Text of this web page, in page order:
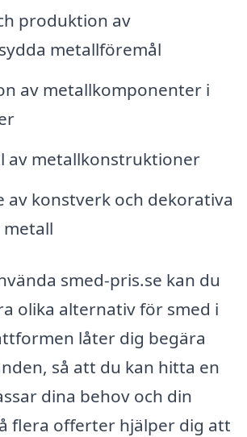
produktion av
metallföremål
av metallkomponenter i
av metallkonstruktioner
av konstverk och dekorativa
smed-pris.se kan du
olika alternativ för smed i
låter dig begära
så att du kan hitta en
dina behov och din
flera offerter hjälper dig att